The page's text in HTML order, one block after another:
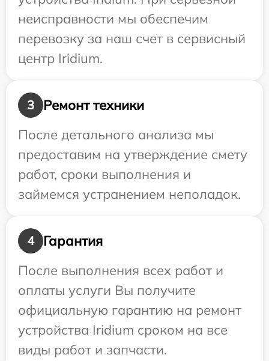
неисправности мы обеспечим
перевозку за наш счет в сервисный
центр Iridium.
3
Ремонт техники
После детального анализа мы
предоставим на утверждение смету
работ, сроки выполнения и
займемся устранением неполадок.
4
Гарантия
После выполнения всех работ и
оплаты услуги Вы получите
официальную гарантию на ремонт
устройства Iridium сроком на все
виды работ и запчасти.